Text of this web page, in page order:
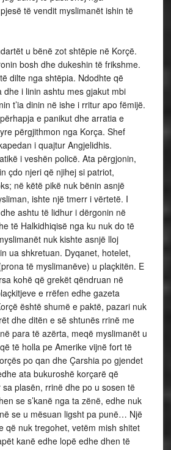
të vendit myslimanët ishin të
u bënë zot shtëpie në Korçë.
bosh dhe dukeshin të frikshme.
dilte nga shtëpia. Ndodhte që
dhe i linin ashtu mes gjakut mbi
t’ia dinin në ishe i rritur apo fëmijë.
e panikut dhe arratia e
përgjithmon nga Korça. Shef
i quajtur Angjelidhis.
i veshën policë. Ata përgjonin,
çdo njeri që njihej si patriot,
në këtë pikë nuk bënin asnjë
ishte një tmerr i vërtetë. I
ashtu të lidhur i dërgonin në
të Halkidhiqisë nga ku nuk do të
nuk kishte asnjë lloj
ua shkretuan. Dyqanet, hotelet,
të myslimanëve) u plaçkitën. E
kohë që grekët qëndruan në
e rrëfen edhe gazeta
është shumë e paktë, pazari nuk
dhe ditën e së shtunës rrinë me
para të azërta, meqë myslimanët u
të holla pe Amerike vijnë fort të
po qan dhe Çarshia po gjendet
ata bukuroshë korçarë që
plasën, rrinë dhe po u sosen të
se s’kanë nga ta zënë, edhe nuk
se u mësuan ligsht pa punë… Një
që nuk tregohet, vetëm mish shitet
kanë edhe lopë edhe dhen të